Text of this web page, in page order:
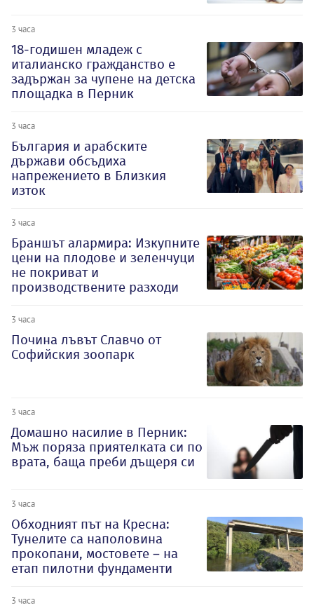
3 часа
18-годишен младеж с
италианско гражданство е
задържан за чупене на детска
площадка в Перник
3 часа
България и арабските
държави обсъдиха
напрежението в Близкия
изток
3 часа
Браншът алармира: Изкупните
цени на плодове и зеленчуци
не покриват и
производствените разходи
3 часа
Почина лъвът Славчо от
Софийския зоопарк
3 часа
Домашно насилие в Перник:
Мъж поряза приятелката си по
врата, баща преби дъщеря си
3 часа
Обходният път на Кресна:
Тунелите са наполовина
прокопани, мостовете – на
етап пилотни фундаменти
3 часа